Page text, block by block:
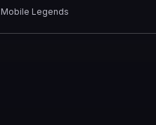
Mobile Legends